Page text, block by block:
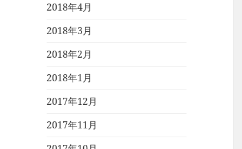
2018年4月
2018年3月
2018年2月
2018年1月
2017年12月
2017年11月